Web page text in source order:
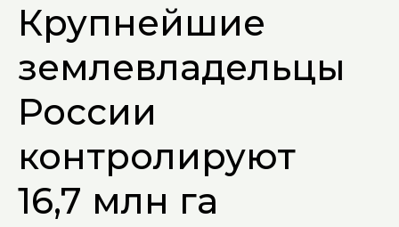
Крупнейшие
землевладельцы
России
контролируют
16,7 млн га